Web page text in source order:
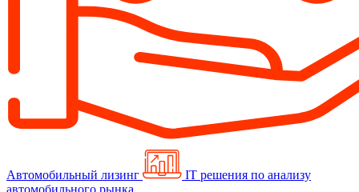
Автомобильный лизинг
IT решения по анализу